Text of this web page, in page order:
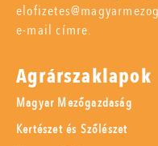
e-mail címre.
Agrárszaklapok
Magyar Mezőgazdaság
Kertészet és Szőlészet